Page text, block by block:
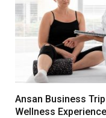
Ansan Business
Wellness Experience